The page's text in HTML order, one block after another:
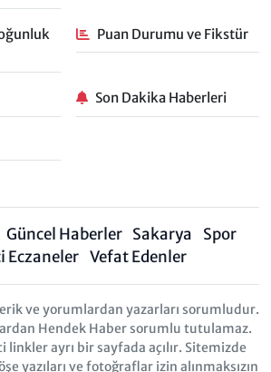
Puan Durumu ve Fikstür
Son Dakika Haberleri
Güncel Haberler Sakarya
Spor
Eczaneler Vefat Edenler
ve yorumlardan yazarları sorumludur.
Hendek Haber sorumlu tutulamaz.
ayrı bir sayfada açılır. Sitemizde
yazıları ve fotoğraflar izin alınmaksızın